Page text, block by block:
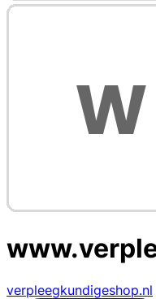
verpleegkundigeshop.nl